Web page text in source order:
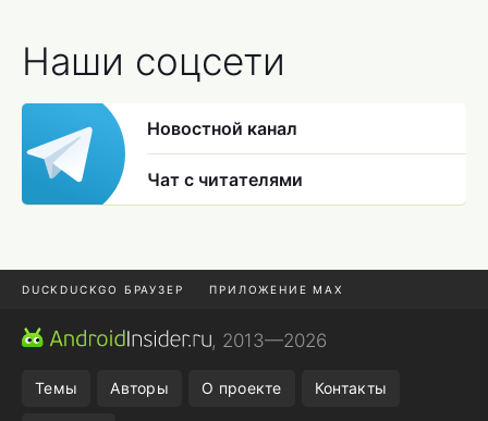
Наши соцсети
Новостной канал
Чат с читателями
DUCKDUCKGO БРАУЗЕР ПРИЛОЖЕНИЕ MAX
ПРИЛОЖЕНИЯ ANDROID
, 2013—2026
Темы Авторы О проекте Контакты